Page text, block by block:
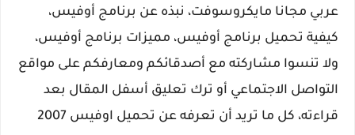
عربي مجانا مايكروسوفت، نبذه عن برنامج أوفيس،
كيفية تحميل برنامج أوفيس، مميزات برنامج أوفيس،
ولا تنسوا مشاركته مع أصدقائكم ومعارفكم على مواقع
التواصل الاجتماعي أو ترك تعليق أسفل المقال بعد
قراءته، كل ما تريد أن تعرفه عن تحميل اوفيس 2007